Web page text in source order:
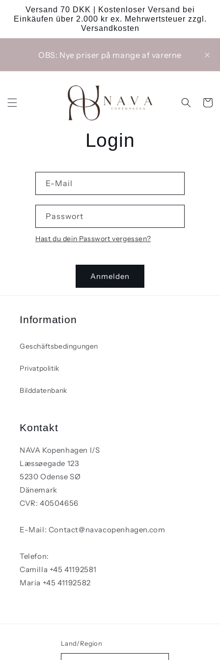
zum
Inhalt
Versand 70 DKK | Kostenloser Versand bei
Einkäufen über 2.000 kr ex. Mehrwertsteuer zzgl.
Versandkosten
OBS: Nye priser på mange af varerne
Login
E-Mail
Passwort
Hast du dein Passwort vergessen?
Anmelden
Information
Geschäftsbedingungen
Privatpolitik
Bilddatenbank
Kontakt
NAVA Kopenhagen I/S
Læssøegade 123
5230 Odense SØ
Dänemark
CVR: 40504656
E-Mail: Contact@navacopenhagen.com
Telefon:
Camilla +45 41192581
Maria +45 41192582
Land/Region